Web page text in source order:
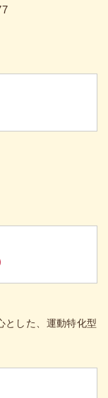
とした、運動特化型